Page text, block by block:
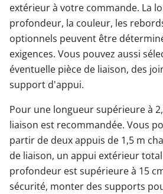
extérieur à votre commande. La
profondeur, la couleur, les
optionnels peuvent être
exigences. Vous pouvez aussi
éventuelle pièce de liaison, des
support d'appui.
Pour une longueur supérieure à
liaison est recommandée. Vous
partir de deux appuis de 1,5 m
de liaison, un appui extérieur total
profondeur est supérieure à 15
sécurité, monter des supports